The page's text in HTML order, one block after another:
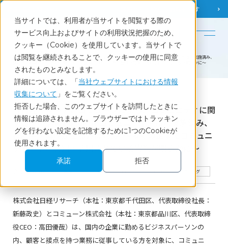
当サイトでは、利用者が当サイトを閲覧する際の
サービス向上およびサイトの利用状況把握のため、
クッキー（Cookie）を使用しています。当サイトで
は閲覧を継続されることで、クッキーの使用に同意
されたものとみなします。
詳細については、「当社ウェブサイトにおける情報
収集について 」をご覧ください。
拒否した場合、このウェブサイトを訪問したときに
情報は追跡されません。ブラウザーではトラッキン
グを行わない設定を記憶するために1つのCookieが
使用されます。
承諾
拒否
お役立ち情報を探す
English
【日経リサーチとコミューンによる、コミュニティに関する実態調査】約4割がコミュニティ施策を実施済み、
検討中・興味がある方は約3割～多くの企業でコミュニティ施策が認知・活用されている実態が明らかに～
News
【日経リサーチとコミューンによる、コミュニティに関
する実態調査】約4割がコミュニティ施策を実施済み、
検討中・興味がある方は約3割～多くの企業でコミュニ
ティ施策が認知・活用されている実態が明らかに～
2023.10.30 BtoB 最新データ公開 コンテンツマーケティング
株式会社日経リサーチ（本社：東京都千代田区、代表取締役社長：
新藤政史）とコミューン株式会社（本社：東京都品川区、代表取締
役CEO：高田優哉）は、国内の企業に勤めるビジネスパーソンの
内、顧客と接点を持つ業務に従事している方を対象に、コミュニ